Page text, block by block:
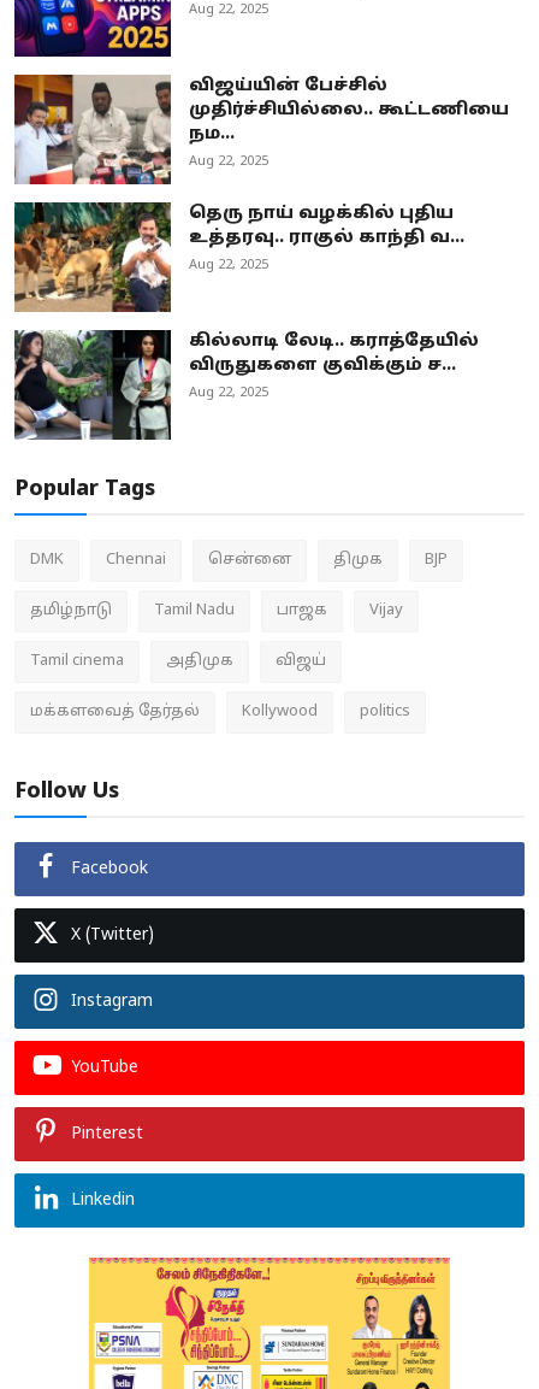
Aug 22, 2025
விஜய்யின் பேச்சில்
முதிர்ச்சியில்லை.. கூட்டணியை
நம...
Aug 22, 2025
தெரு நாய் வழக்கில் புதிய
உத்தரவு.. ராகுல் காந்தி வ...
Aug 22, 2025
கில்லாடி லேடி.. கராத்தேயில்
விருதுகளை குவிக்கும் ச...
Aug 22, 2025
Popular Tags
DMK Chennai சென்னை திமுக BJP
தமிழ்நாடு Tamil Nadu பாஜக Vijay
Tamil cinema அதிமுக விஜய்
மக்களவைத் தேர்தல் Kollywood politics
Follow Us
Facebook
X (Twitter)
Instagram
YouTube
Pinterest
Linkedin